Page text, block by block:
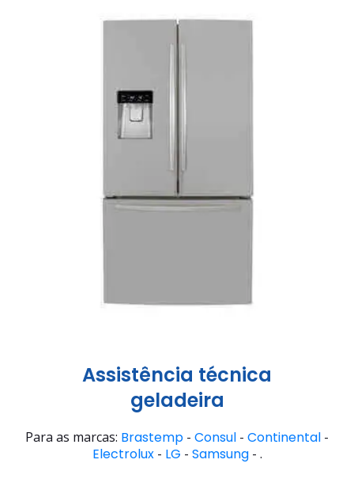
Assistência técnica
geladeira
Para as marcas: Brastemp - Consul - Continental -
Electrolux- LG - Samsung- .